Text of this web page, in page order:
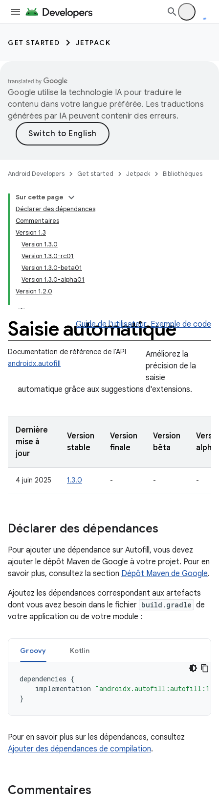
GET STARTED JETPACK
Google utilise la technologie IA pour traduire le
contenu dans votre langue préférée. Les traductions
générées par IA peuvent contenir des erreurs.
Android Developers Get started Jetpack Bibliothèques
Sur cette page
Déclarer des dépendances
Commentaires
Version 1.3
Version 1.3.0
Version 1.3.0-rc01
Version 1.3.0-beta01
Version 1.3.0-alpha01
Version 1.2.0
Saisie automatique
Guide de l'utilisateur Exemple de code
Documentation de référence de l'API
androidx.autofill
Améliorez la
précision de la
saisie
automatique grâce aux suggestions d'extensions.
Dernière
mise à
jour
Version
stable
Version
finale
Version
bêta
alpha
4 juin 2025 1.3.0 - - -
Déclarer des dépendances
Pour ajouter une dépendance sur Autofill, vous devez
ajouter le dépôt Maven de Google à votre projet. Pour en
savoir plus, consultez la section Dépôt Maven de Google.
Ajoutez les dépendances correspondant aux artefacts
dont vous avez besoin dans le fichier build.gradle de
votre application ou de votre module :
Groovy Kotlin
dependencies {
implementation
}
Pour en savoir plus sur les dépendances, consultez
Ajouter des dépendances de compilation.
Commentaires